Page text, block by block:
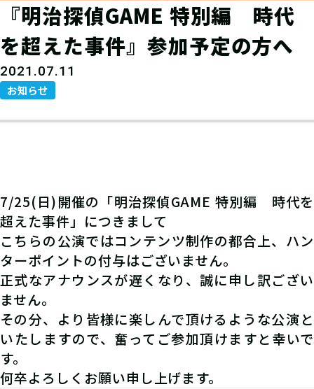
『明治探偵GAME 特別編 時代
を超えた事件』参加予定の方へ
2021.07.11
お知らせ
7/25(日)開催の「明治探偵GAME 特別編 時代を
超えた事件」につきまして
こちらの公演ではコンテンツ制作の都合上、ハン
ターポイントの付与はございません。
正式なアナウンスが遅くなり、誠に申し訳ござい
ません。
その分、より皆様に楽しんで頂けるような公演と
いたしますので、奮ってご参加頂けますと幸いで
す。
何卒よろしくお願い申し上げます。